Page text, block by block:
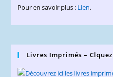
Pour en savoir plus : Lien.
Livres Imprimés –